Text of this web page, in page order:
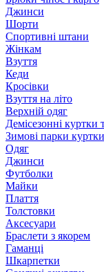
Джинси
Шорти
Спортивні штани
Жінкам
Взуття
Кеди
Кросівки
Взуття на літо
Верхній одяг
Демісезонні куртки
Зимові парки куртки
Одяг
Джинси
Футболки
Майки
Плаття
Толстовки
Аксесуари
Браслети з якорем
Гаманці
Шкарпетки